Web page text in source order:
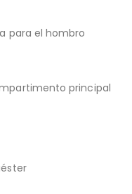
para el hombro
principal